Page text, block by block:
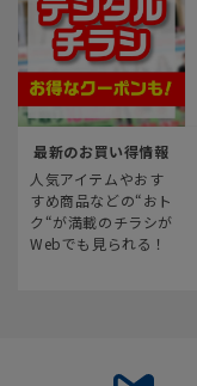
最新のお買い得情報
人気アイテムやおす
すめ商品などの“おト
ク“が満載のチラシが
Webでも見られる！